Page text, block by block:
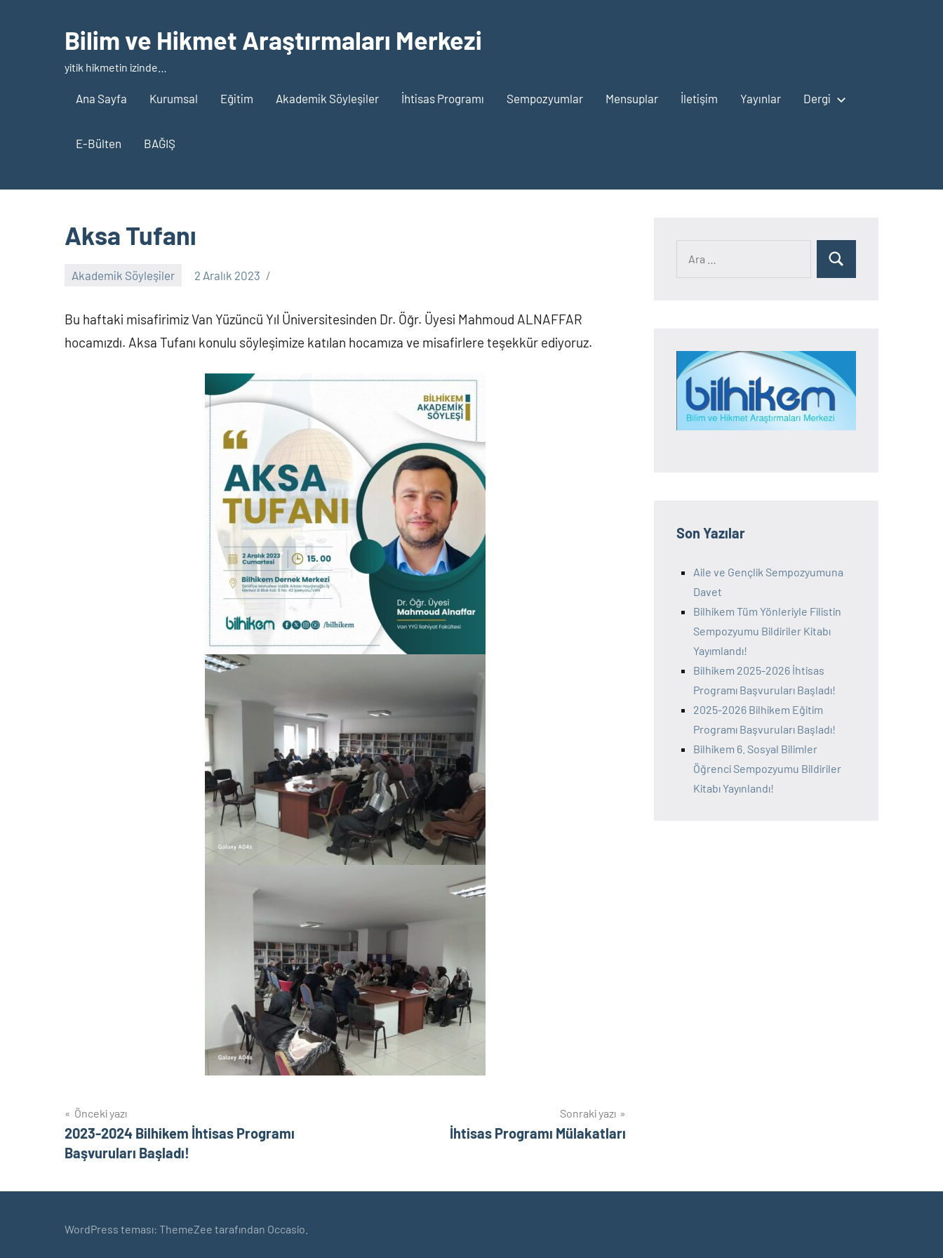
Bilim ve Hikmet Araştırmaları Merkezi
yitik hikmetin izinde…
Ana Sayfa Kurumsal Eğitim Akademik Söyleşiler İhtisas Programı Sempozyumlar Mensuplar İletişim Yayınlar Dergi
E-Bülten BAĞIŞ
Aksa Tufanı
Akademik Söyleşiler 2 Aralık 2023
Bu haftaki misafirimiz Van Yüzüncü Yıl Üniversitesinden Dr. Öğr. Üyesi Mahmoud ALNAFFAR
hocamızdı. Aksa Tufanı konulu söyleşimize katılan hocamıza ve misafirlere teşekkür ediyoruz.
Yazı
gezinmesi
Önceki yazı
2023-2024 Bilhikem İhtisas Programı
Başvuruları Başladı!
Sonraki yazı
İhtisas Programı Mülakatları
Ara
Son Yazılar
Aile ve Gençlik Sempozyumuna
Davet
Bilhikem Tüm Yönleriyle Filistin
Sempozyumu Bildiriler Kitabı
Yayımlandı!
Bilhikem 2025-2026 İhtisas
Programı Başvuruları Başladı!
2025-2026 Bilhikem Eğitim
Programı Başvuruları Başladı!
Bilhikem 6. Sosyal Bilimler
Öğrenci Sempozyumu Bildiriler
Kitabı Yayınlandı!
WordPress teması: ThemeZee tarafından Occasio.